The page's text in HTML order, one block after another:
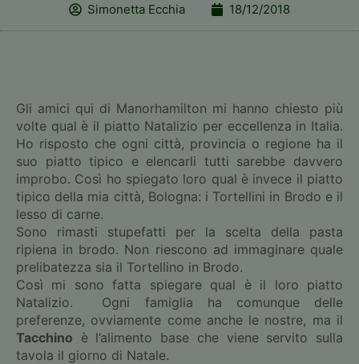
Simonetta Ecchia 18/12/2018
Gli amici qui di Manorhamilton mi hanno chiesto più
volte qual è il piatto Natalizio per eccellenza in Italia.
Ho risposto che ogni città, provincia o regione ha il
suo piatto tipico e elencarli tutti sarebbe davvero
improbo. Così ho spiegato loro qual è invece il piatto
tipico della mia città, Bologna: i Tortellini in Brodo e il
lesso di carne.
Sono rimasti stupefatti per la scelta della pasta
ripiena in brodo. Non riescono ad immaginare quale
prelibatezza sia il Tortellino in Brodo.
Così mi sono fatta spiegare qual è il loro piatto
Natalizio. Ogni famiglia ha comunque delle
preferenze, ovviamente come anche le nostre, ma il
Tacchino è l’alimento base che viene servito sulla
tavola il giorno di Natale.